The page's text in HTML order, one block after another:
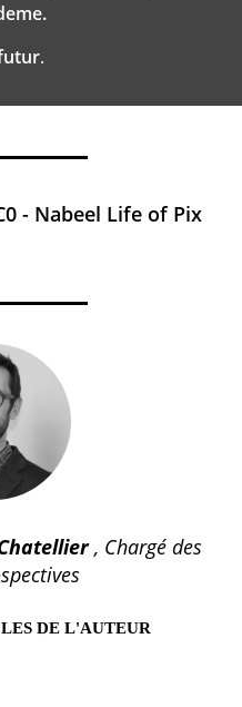
.
- Nabeel Life of Pix
, Chargé des
DE L'AUTEUR